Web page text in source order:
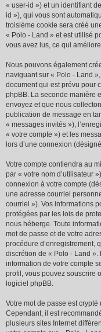
« user-id ») et un identifiant
id »), qui vous sont
troisième cookie sera créé
« Polo - Land » et est utilisé
vous avez lus, ce qui
Nous pouvons également
naviguant sur « Polo - Land
document qui est prévu pour
phpBB. La seconde manière
envoyez et que nous
publication de message en
« messages invités »),
« votre compte ») et les
lors d’une connexion
Votre compte contiendra au
par « votre nom d’utilisateur
connexion à votre compte
une adresse courriel
courriel »). Vos informations
protégées par les lois de
nous héberge. Toute
mot de passe et de votre
procédure d’enregistrement,
discrétion de « Polo - Land
information de votre compte
profil, vous pouvez souscrire
logiciel phpBB.
Votre mot de passe est
Cependant, il est
plusieurs sites Internet